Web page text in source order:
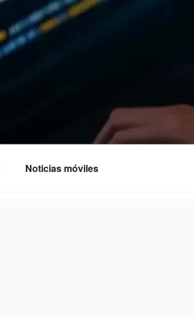
Noticias móviles